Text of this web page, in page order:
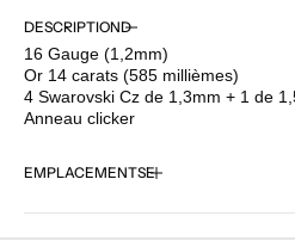
quantité
pour
Buddha
Jewelry
-
quantité
pour
Buddha
Jewelry
-
DESCRIPTION
16 Gauge (1,2mm)
Or 14 carats (585 millièmes)
4 Swarovski Cz de 1,3mm + 1 de
Anneau clicker
EMPLACEMENTS